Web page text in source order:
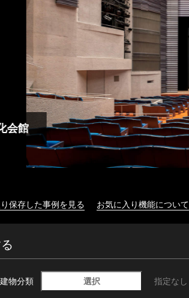
会館
保存した事例を見る お気に入り機能について
建物分類 選択 指定なし